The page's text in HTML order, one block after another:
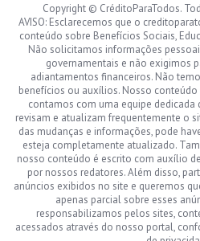
Copyright © CréditoParaTodos.
AVISO: Esclarecemos que o
conteúdo sobre Benefícios Sociais,
Não solicitamos informações
governamentais e não exigimos
adiantamentos financeiros. Não
benefícios ou auxílios. Nosso
contamos com uma equipe dedicada
revisam e atualizam frequentemente o
das mudanças e informações, pode
esteja completamente atualizado.
nosso conteúdo é escrito com auxílio
por nossos redatores. Além disso,
anúncios exibidos no site e queremos
apenas parcial sobre esses
responsabilizamos pelos sites,
acessados através do nosso portal,